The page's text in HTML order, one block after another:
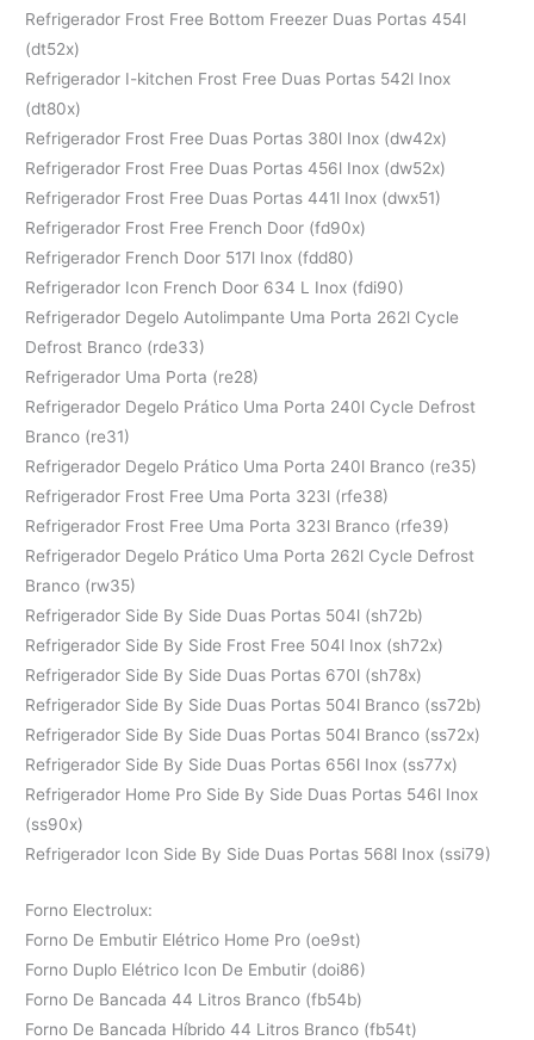
Refrigerador Frost Free Bottom Freezer Duas Portas 454l
(dt52x)
Refrigerador I-kitchen Frost Free Duas Portas 542l Inox
(dt80x)
Refrigerador Frost Free Duas Portas 380l Inox (dw42x)
Refrigerador Frost Free Duas Portas 456l Inox (dw52x)
Refrigerador Frost Free Duas Portas 441l Inox (dwx51)
Refrigerador Frost Free French Door (fd90x)
Refrigerador French Door 517l Inox (fdd80)
Refrigerador Icon French Door 634 L Inox (fdi90)
Refrigerador Degelo Autolimpante Uma Porta 262l Cycle
Defrost Branco (rde33)
Refrigerador Uma Porta (re28)
Refrigerador Degelo Prático Uma Porta 240l Cycle Defrost
Branco (re31)
Refrigerador Degelo Prático Uma Porta 240l Branco (re35)
Refrigerador Frost Free Uma Porta 323l (rfe38)
Refrigerador Frost Free Uma Porta 323l Branco (rfe39)
Refrigerador Degelo Prático Uma Porta 262l Cycle Defrost
Branco (rw35)
Refrigerador Side By Side Duas Portas 504l (sh72b)
Refrigerador Side By Side Frost Free 504l Inox (sh72x)
Refrigerador Side By Side Duas Portas 670l (sh78x)
Refrigerador Side By Side Duas Portas 504l Branco (ss72b)
Refrigerador Side By Side Duas Portas 504l Branco (ss72x)
Refrigerador Side By Side Duas Portas 656l Inox (ss77x)
Refrigerador Home Pro Side By Side Duas Portas 546l Inox
(ss90x)
Refrigerador Icon Side By Side Duas Portas 568l Inox (ssi79)
Forno Electrolux:
Forno De Embutir Elétrico Home Pro (oe9st)
Forno Duplo Elétrico Icon De Embutir (doi86)
Forno De Bancada 44 Litros Branco (fb54b)
Forno De Bancada Híbrido 44 Litros Branco (fb54t)